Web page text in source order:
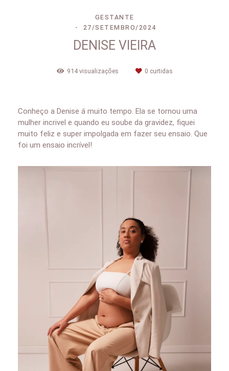
GESTANTE
27/SETEMBRO/2024
DENISE VIEIRA
914visualizações 0 curtidas
Conheço a Denise á muito tempo. Ela se tornou uma
mulher incrivel e quando eu soube da gravidez, fiquei
muito feliz e super impolgada em fazer seu ensaio. Que
foi um ensaio incrível!